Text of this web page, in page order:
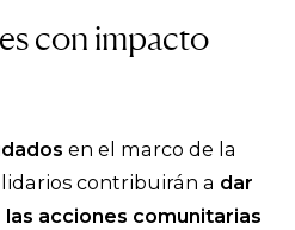
con impacto
en el marco de la
contribuirán a dar
acciones comunitarias